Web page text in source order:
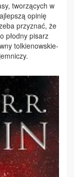
two­rzą­cych w
opi­nię
przy­znać, że
płod­ny pi­sarz
tol­kie­now­skie­